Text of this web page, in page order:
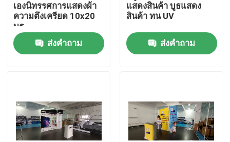
ควบคุมคุณภาพ
ติดต่อเรา
ทุกกรณี
งานแสดงสินค้านิทรรศการ
เองนิทรรศการแสดงผ้า
ความตึงเครียด 10x20
บูธ
ส่งคำถาม
แสดงสินค้า บูธแสดง
สินค้า ทน UV
ส่งคำถาม